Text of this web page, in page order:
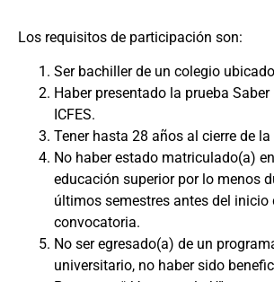
Los requisitos de participación son:
Ser bachiller de un colegio
Haber presentado la prueba Saber
ICFES.
Tener hasta 28 años al cierre de
No haber estado matriculado(a)
educación superior por lo menos
últimos semestres antes del inicio
convocatoria.
No ser egresado(a) de un
universitario, no haber sido